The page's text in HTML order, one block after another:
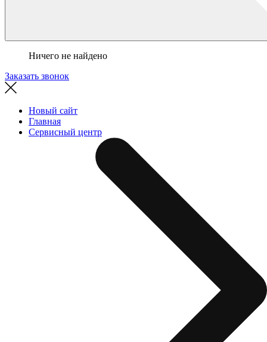
Ничего не найдено
Заказать звонок
Новый сайт
Главная
Сервисный центр